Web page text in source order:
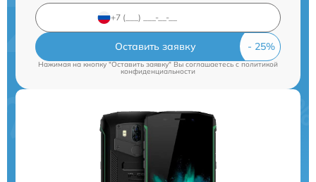
Оставить заявку
Нажимая на кнопку "Оставить заявку" Вы соглашаетесь cполитикой
конфиденциальности